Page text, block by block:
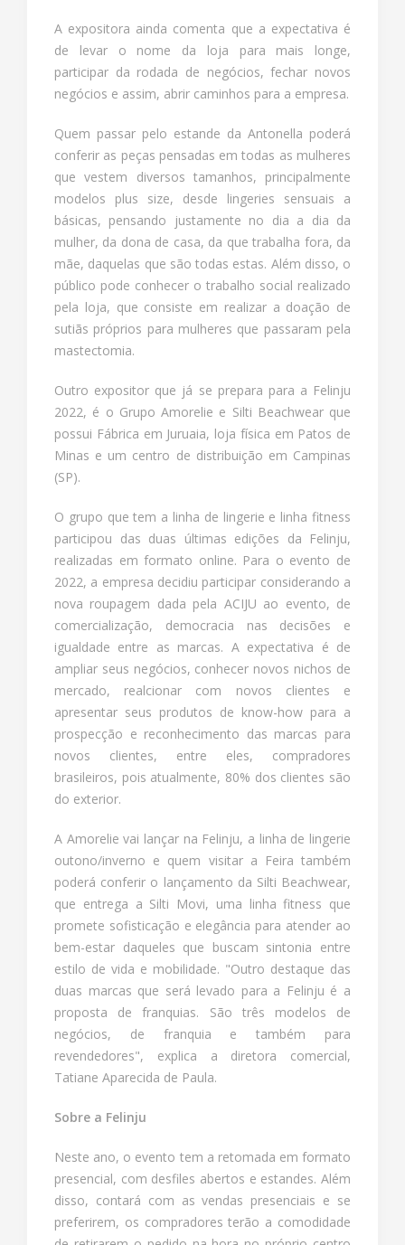
A expositora ainda comenta que a expectativa é
de levar o nome da loja para mais longe,
participar da rodada de negócios, fechar novos
negócios e assim, abrir caminhos para a empresa.
Quem passar pelo estande da Antonella poderá
conferir as peças pensadas em todas as mulheres
que vestem diversos tamanhos, principalmente
modelos plus size, desde lingeries sensuais a
básicas, pensando justamente no dia a dia da
mulher, da dona de casa, da que trabalha fora, da
mãe, daquelas que são todas estas. Além disso, o
público pode conhecer o trabalho social realizado
pela loja, que consiste em realizar a doação de
sutiãs próprios para mulheres que passaram pela
mastectomia.
Outro expositor que já se prepara para a Felinju
2022, é o Grupo Amorelie e Silti Beachwear que
possui Fábrica em Juruaia, loja física em Patos de
Minas e um centro de distribuição em Campinas
(SP).
O grupo que tem a linha de lingerie e linha fitness
participou das duas últimas edições da Felinju,
realizadas em formato online. Para o evento de
2022, a empresa decidiu participar considerando a
nova roupagem dada pela ACIJU ao evento, de
comercialização, democracia nas decisões e
igualdade entre as marcas. A expectativa é de
ampliar seus negócios, conhecer novos nichos de
mercado, realcionar com novos clientes e
apresentar seus produtos de know-how para a
prospecção e reconhecimento das marcas para
novos clientes, entre eles, compradores
brasileiros, pois atualmente, 80% dos clientes são
do exterior.
A Amorelie vai lançar na Felinju, a linha de lingerie
outono/inverno e quem visitar a Feira também
poderá conferir o lançamento da Silti Beachwear,
que entrega a Silti Movi, uma linha fitness que
promete sofisticação e elegância para atender ao
bem-estar daqueles que buscam sintonia entre
estilo de vida e mobilidade. "Outro destaque das
duas marcas que será levado para a Felinju é a
proposta de franquias. São três modelos de
negócios, de franquia e também para
revendedores", explica a diretora comercial,
Tatiane Aparecida de Paula.
Sobre a Felinju
Neste ano, o evento tem a retomada em formato
presencial, com desfiles abertos e estandes. Além
disso, contará com as vendas presenciais e se
preferirem, os compradores terão a comodidade